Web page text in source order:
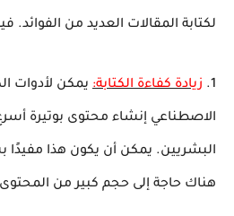
لكتابة المقالات العديد من الفوائد.
1. زيادة كفاءة الكتابة: يمكن لأدوات
الاصطناعي إنشاء محتوى بوتيرة أسرع
البشريين. يمكن أن يكون هذا
هناك حاجة إلى حجم كبير من